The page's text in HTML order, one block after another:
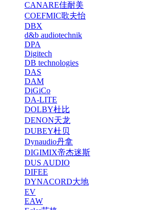
CANARE佳耐美
COEFMIC歌夫怡
DBX
d&b audiotechnik
DPA
Digitech
DB technologies
DAS
DAM
DiGiCo
DA-LITE
DOLBY杜比
DENON天龙
DUBEY杜贝
Dynaudio丹拿
DIGIMIX帝杰迷斯
DUS AUDIO
DIFEE
DYNACORD大地
EV
EAW